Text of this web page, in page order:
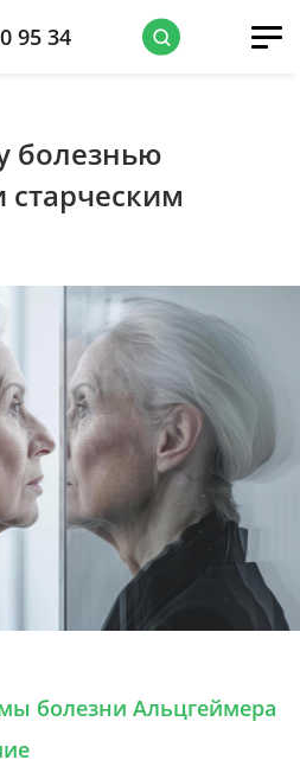
95 34
болезнью
болезни Альцгеймера